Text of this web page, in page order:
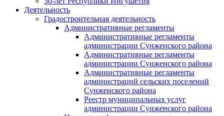
Деятельность
Градостроительная деятельность
Административные регламенты
Административные регламенты
администрации Сунженского района
Административные регламенты
администрации Сунженского района
Административные регламенты
администраций сельских поселений
Сунженского района
Реестр муниципальных услуг
администрации Сунженского района